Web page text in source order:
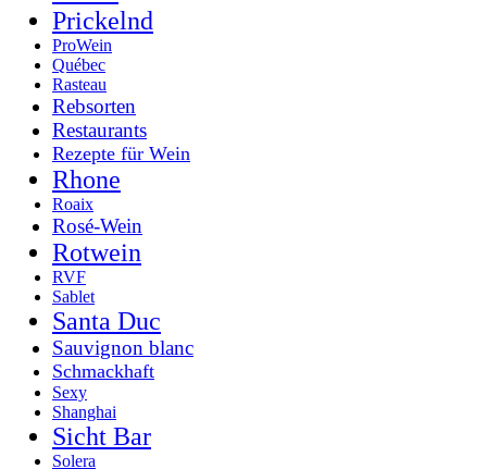
Prickelnd
ProWein
Québec
Rasteau
Rebsorten
Restaurants
Rezepte für Wein
Rhone
Roaix
Rosé-Wein
Rotwein
RVF
Sablet
Santa Duc
Sauvignon blanc
Schmackhaft
Sexy
Shanghai
Sicht Bar
Solera